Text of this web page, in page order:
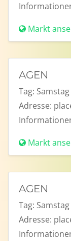
Markt
AGEN
Tag: Samstag
Adresse:
Markt
AGEN
Tag: Samstag
Adresse: